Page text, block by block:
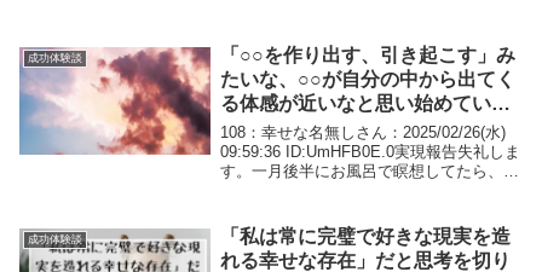
成功体験談
「○○を作り出す、引き起こす」み
たいな、○○が自分の中から出てく
る体感が近いなと思い始めてい
た。
108：幸せな名無しさん：2025/02/26(水)
09:59:36 ID:UmHFB0E.0実現報告失礼しま
す。一月後半にお風呂で瞑想してたら、今
が妙に腑に落ちる...
成功体験談
「私は常に完璧で好きな現実を造
れる幸せな存在」だと思考を切り